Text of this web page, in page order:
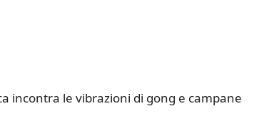
incontra le vibrazioni di gong e campane